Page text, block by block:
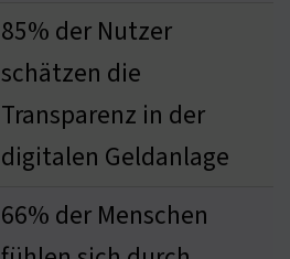
85% der Nutzer
schätzen die
Transparenz in der
digitalen Geldanlage
66% der Menschen